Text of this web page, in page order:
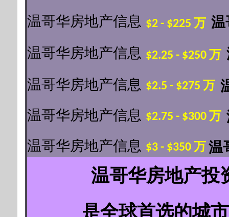
温哥华房地产信息 $2 - $225 万 温
温哥华房地产信息 $2.25 - $250 万
温哥华房地产信息 $2.5 - $275 万
温哥华房地产信息 $2.75 - $300 万
温哥华房地产信息 $3 - $350 万 温
温哥华房地产投